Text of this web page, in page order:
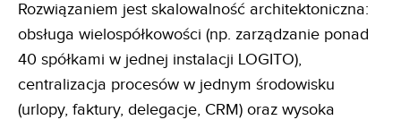
Rozwiązaniem jest skalowalność architektoniczna:
obsługa wielospółkowości (np. zarządzanie ponad
40 spółkami w jednej instalacji LOGITO),
centralizacja procesów w jednym środowisku
(urlopy, faktury, delegacje, CRM) oraz wysoka